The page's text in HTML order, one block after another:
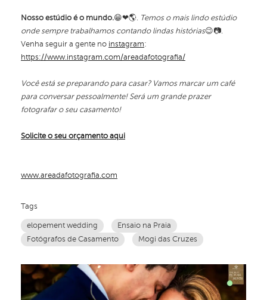
Nosso estúdio é o mundo.😁❤🌎. Temos o mais lindo estúdio
onde sempre trabalhamos contando lindas histórias😉📷.
Venha seguir a gente no instagram:
https://www.instagram.com/areadafotografia/
Você está se preparando para casar? Vamos marcar um café
para conversar pessoalmente! Será um grande prazer
fotografar o seu casamento!
Solicite o seu orçamento aqui
www.areadafotografia.com
Tags
elopement wedding
Ensaio na Praia
Fotógrafos de Casamento
Mogi das Cruzes